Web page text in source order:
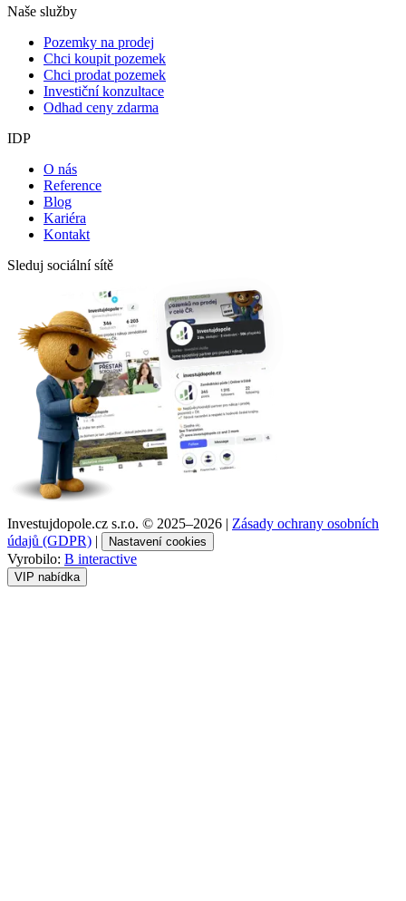
Naše služby
Pozemky na prodej
Chci koupit pozemek
Chci prodat pozemek
Investiční konzultace
Odhad ceny zdarma
IDP
O nás
Reference
Blog
Kariéra
Kontakt
Sleduj sociální sítě
Investujdopole.cz s.r.o. © 2025–2026 | Zásady ochrany osobních
údajů (GDPR) | Nastavení cookies
Vyrobilo: B interactive
VIP nabídka